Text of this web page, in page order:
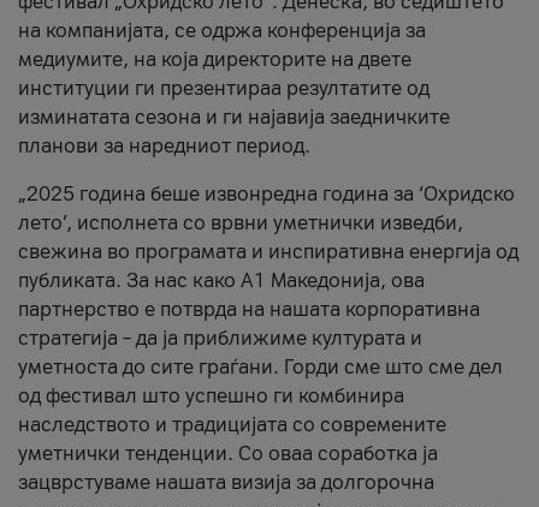
на компанијата, се одржа конференција за
медиумите, на која директорите на двете
институции ги презентираа резултатите од
изминатата сезона и ги најавија заедничките
планови за наредниот период.
„2025 година беше извонредна година за ‘Охридско
лето’, исполнета со врвни уметнички изведби,
свежина во програмата и инспиративна енергија од
публиката. За нас како A1 Македонија, ова
партнерство е потврда на нашата корпоративна
стратегија – да ја приближиме културата и
уметноста до сите граѓани. Горди сме што сме дел
од фестивал што успешно ги комбинира
наследството и традицијата со современите
уметнички тенденции. Со оваа соработка ја
зацврстуваме нашата визија за долгорочна